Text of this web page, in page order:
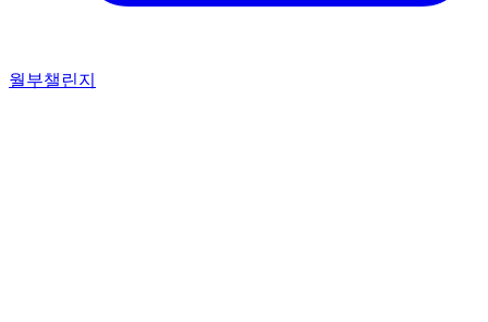
월부챌린지